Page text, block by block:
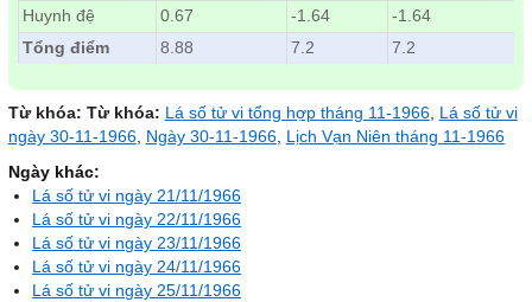
Huynh đệ
0.67 -1.64
-1.64
Tổng điểm
8.88 7.2 7.2
Từ khóa: Từ khóa: Lá số tử vi tổng hợp tháng 11-1966, Lá số tử vi
ngày 30-11-1966, Ngày 30-11-1966, Lịch Vạn Niên tháng 11-1966
Ngày khác:
Lá số tử vi ngày 21/11/1966
Lá số tử vi ngày 22/11/1966
Lá số tử vi ngày 23/11/1966
Lá số tử vi ngày 24/11/1966
Lá số tử vi ngày 25/11/1966